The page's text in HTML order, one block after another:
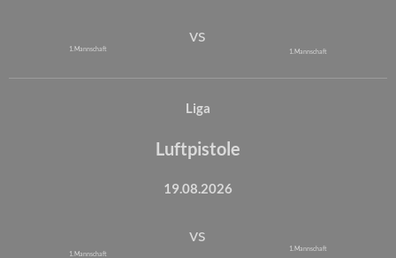
1. Mannschaft
vs
1. Mannschaft
Liga
Luftpistole
19.08.2026
1. Mannschaft
vs
1. Mannschaft